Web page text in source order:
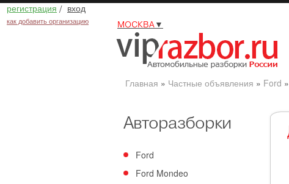
регистрация / вход
как добавить организацию МОСКВА▼
Главная » Частные объявления » Ford »
Авторазборки
Ford
Ford Mondeo